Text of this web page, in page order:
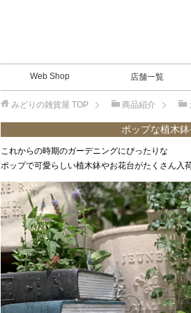
Web Shop 店舗一覧
みどりの雑貨屋 TOP 商品紹介
ポップな植木
これからの時期のガーデニングにぴったりな
ポップで可愛らしい植木鉢やお花台がたくさん入